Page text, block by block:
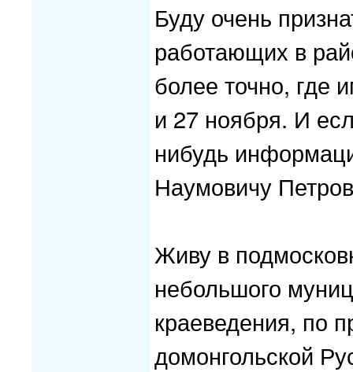
Буду очень
работающих в
более точно, где
и 27 ноября. И
нибудь
Наумовичу
Живу в
небольшого
краеведения, по
домонгольской